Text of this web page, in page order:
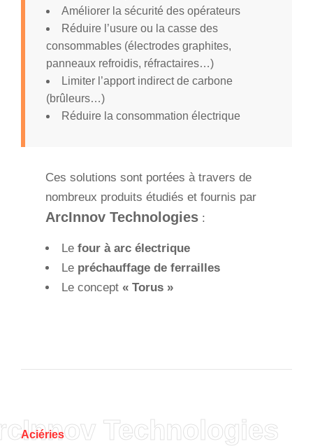
Améliorer la sécurité des opérateurs
Réduire l’usure ou la casse des
consommables (électrodes graphites,
panneaux refroidis, réfractaires…)
Limiter l’apport indirect de carbone
(brûleurs…)
Réduire la consommation électrique
Ces solutions sont portées à travers de
nombreux produits étudiés et fournis par
ArcInnov Technologies :
Le four à arc électrique
Le préchauffage de ferrailles
Le concept « Torus »
Technologies
Aciéries